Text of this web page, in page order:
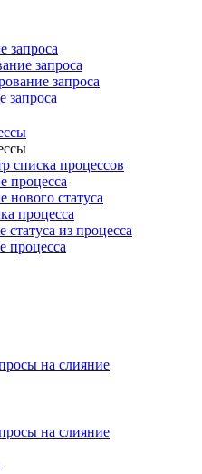
запроса
запроса
запроса
запроса
списка процессов
процесса
нового статуса
процесса
статуса из процесса
процесса
на слияние
на слияние